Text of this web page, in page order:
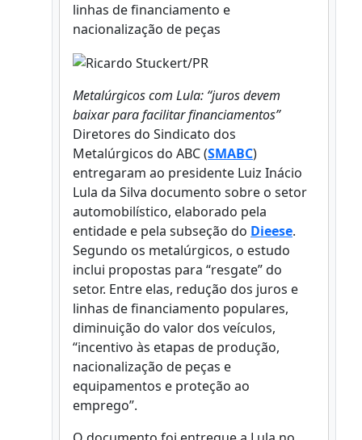
linhas de financiamento e
nacionalização de peças
Metalúrgicos com Lula: “juros devem
baixar para facilitar financiamentos”
Diretores do Sindicato dos
Metalúrgicos do ABC (SMABC)
entregaram ao presidente Luiz Inácio
Lula da Silva documento sobre o setor
automobilístico, elaborado pela
entidade e pela subseção do Dieese.
Segundo os metalúrgicos, o estudo
inclui propostas para “resgate” do
setor. Entre elas, redução dos juros e
linhas de financiamento populares,
diminuição do valor dos veículos,
“incentivo às etapas de produção,
nacionalização de peças e
equipamentos e proteção ao
emprego”.